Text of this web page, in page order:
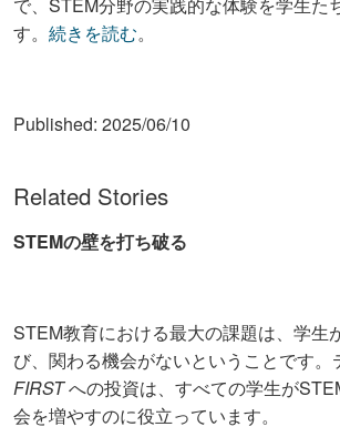
で、STEM分野の実践的な体験を学生た
す。 続きを読む。
Published: 2025/06/10
Related Stories
STEMの壁を打ち破る
STEM教育における最大の課題は、学生
び、関わる機会がないということです。
FIRSTへの投資は、すべての学生が
会を増やすのに役立っています。